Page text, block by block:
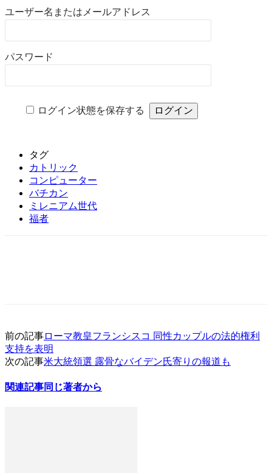
ユーザー名またはメールアドレス
パスワード
ログイン状態を保存する
タグ
カトリック
コンピューター
バチカン
ミレニアム世代
福者
前の記事ローマ教皇フランシスコ 同性カップルの法的権利
支持を表明
次の記事米大統領選 露骨なバイデン氏寄りの報道も
関連記事同じ著者から